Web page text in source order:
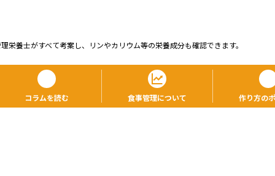
栄養⼠がすべて考案し、リンやカリウム等の栄養成分も確認できます。
コラムを読む 食事管理について 作り方の